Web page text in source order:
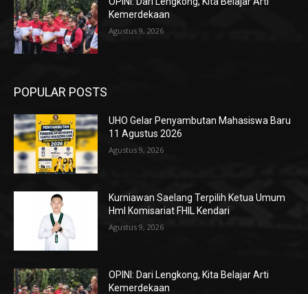
Kemerdekaan
Agustus 9, 2026
POPULAR POSTS
UHO Gelar Penyambutan Mahasiswa Baru
11 Agustus 2026
Agustus 9, 2026
Kurniawan Saelang Terpilih Ketua Umum
HmI Komisariat FHIL Kendari
Agustus 9, 2026
OPINI: Dari Lengkong, Kita Belajar Arti
Kemerdekaan